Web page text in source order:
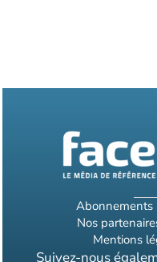
Abonnements
Nos
Mentions
Suivez-nous